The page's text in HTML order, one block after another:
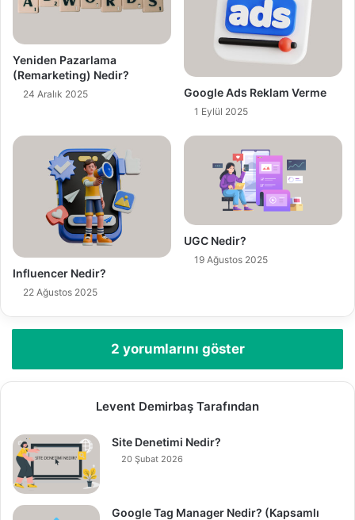
i
z
i
i
Yeniden Pazarlama
(Remarketing) Nedir?
24 Aralık 2025 Google Ads Reklam Verme
1 Eylül 2025
Influencer Nedir?
22 Ağustos 2025
UGC Nedir?
19 Ağustos 2025
2 yorumlarını göster
Levent Demirbaş Tarafından
Site Denetimi Nedir?
20 Şubat 2026
Google Tag Manager Nedir? (Kapsamlı